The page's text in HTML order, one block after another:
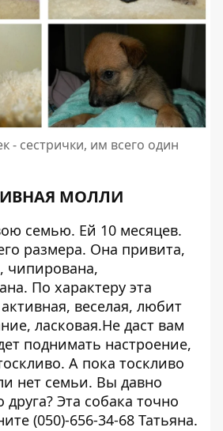
- сестрички, им всего один
МОЛЛИ
семью. Ей 10 месяцев.
размера. Она привита,
чипирована,
По характеру эта
веселая, любит
ласковая.Не даст вам
поднимать настроение,
А пока тоскливо
нет семьи. Вы давно
друга? Эта собака точно
(050)-656-34-68 Татьяна.